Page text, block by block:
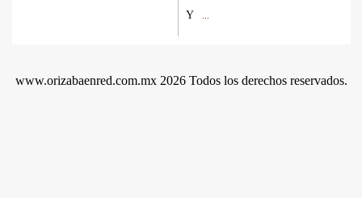
Y
www.orizabaenred.com.mx 2026 Todos los derechos reservados.